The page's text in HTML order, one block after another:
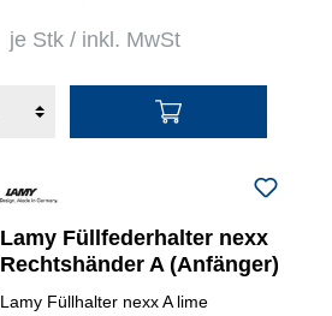
je Stk / inkl. MwSt
Lamy Füllfederhalter nexx
Rechtshänder A (Anfänger)
Lamy Füllhalter nexx A lime